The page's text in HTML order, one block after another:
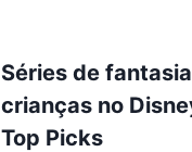
Séries de
crianças no
Top Picks